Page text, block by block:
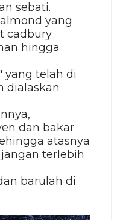
sebati.
yang
cadbury
hingga
yang telah di
dialaskan
dan bakar
atasnya
terlebih
barulah di